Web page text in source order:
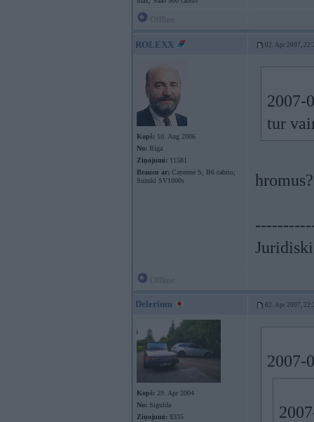
ROLEXX 02. Apr 2007,
Kopš: 10. Aug 2006
No: Rīga
Ziņojumi: 11581
Braucu ar: Cayenne S, B6 cabrio;
Suzuki SV1000s
2007-
tur
Delerium 02. Apr 2007,
Kopš: 29. Apr 2004
No: Sigulda
Ziņojumi: 8335
2007-